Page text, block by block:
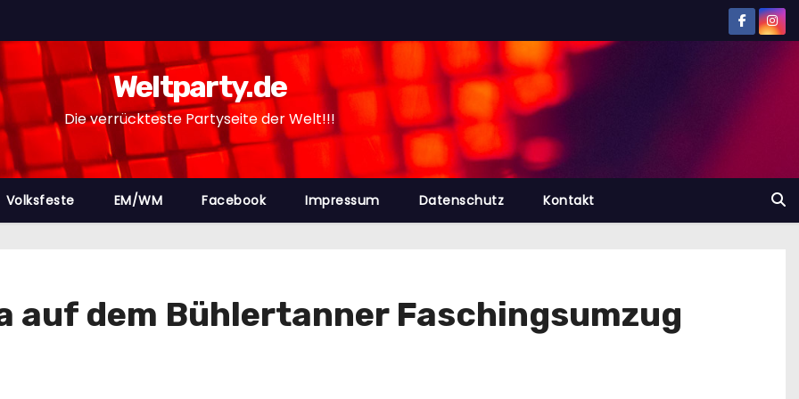
Weltparty.de
Die verrückteste Partyseite der Welt!!!
Volksfeste EM/WM Facebook Impressum Datenschutz Kontakt
auf dem Bühlertanner Faschingsumzug